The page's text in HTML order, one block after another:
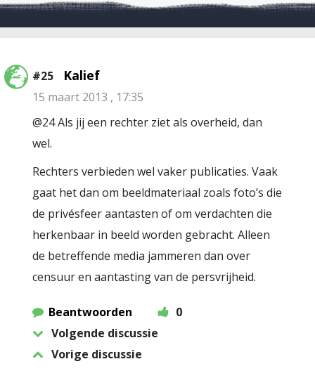
#25 Kalief
15 maart 2013 , 17:35
@24 Als jij een rechter ziet als overheid, dan
wel.
Rechters verbieden wel vaker publicaties. Vaak
gaat het dan om beeldmateriaal zoals foto’s die
de privésfeer aantasten of om verdachten die
herkenbaar in beeld worden gebracht. Alleen
de betreffende media jammeren dan over
censuur en aantasting van de persvrijheid.
Beantwoorden
0
Volgende discussie
Vorige discussie